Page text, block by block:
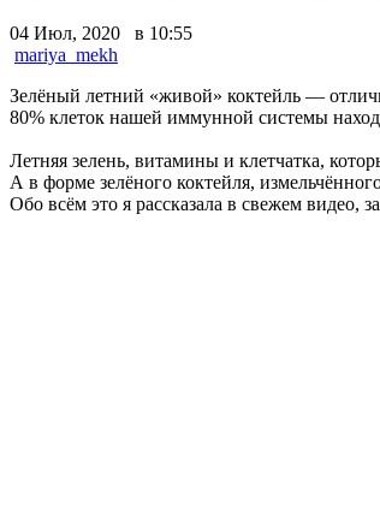
04 Июл, 2020 в 10:55
mariya_mekh
Зелёный летний «живой» коктейль —
80% клеток нашей иммунной системы
Летняя зелень, витамины и клетчатка,
А в форме зелёного коктейля,
Обо всём это я рассказала в свежем видео,